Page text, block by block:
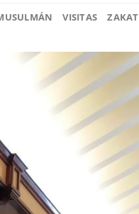
VISITAS ZAKAT